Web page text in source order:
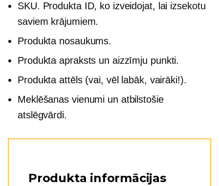
SKU. Produkta ID, ko izveidojat, lai izsekotu
saviem krājumiem.
Produkta nosaukums.
Produkta apraksts un aizzīmju punkti.
Produkta attēls (vai, vēl labāk, vairāki!).
Meklēšanas vienumi un atbilstošie
atslēgvārdi.
Produkta informācijas